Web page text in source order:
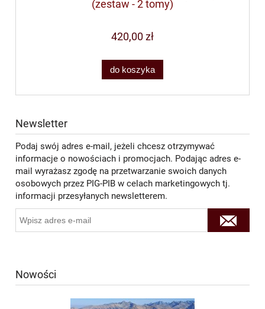
(zestaw - 2 tomy)
420,00 zł
do koszyka
Newsletter
Podaj swój adres e-mail, jeżeli chcesz otrzymywać
informacje o nowościach i promocjach. Podając adres e-
mail wyrażasz zgodę na przetwarzanie swoich danych
osobowych przez PIG-PIB w celach marketingowych tj.
informacji przesyłanych newsletterem.
Nowości